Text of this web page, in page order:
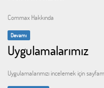
Commax Hakkında
Devamı
Uygulamalarımız
Uygulamalarımızı incelemek için